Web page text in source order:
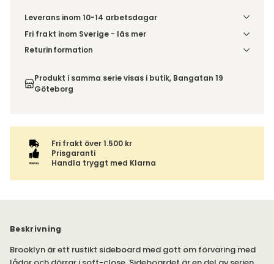
Leverans inom 10-14 arbetsdagar
Fri frakt inom Sverige - läs mer
Denna vara skickas till din port/tomtgräns. Innan leverans
ordern tillsammans.
Returinformation
order, enligt distansavtalslagen.
Produkt i samma serie visas i butik, Bangatan 19
Göteborg
Fri frakt över 1.500 kr
Prisgaranti
Handla tryggt med Klarna
Beskrivning
Brooklyn är ett rustikt sideboard med gott om förvaring med